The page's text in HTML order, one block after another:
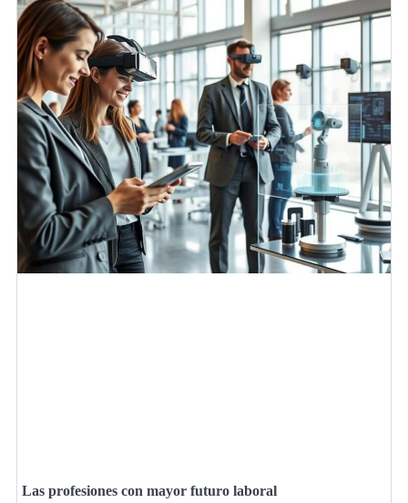
Las profesiones con mayor futuro laboral